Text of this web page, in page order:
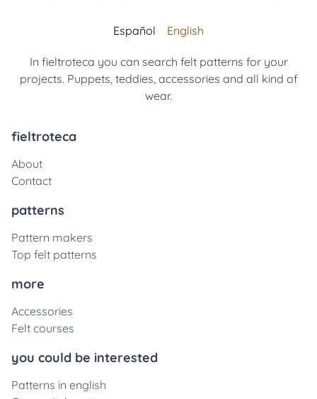
Español English
In fieltroteca you can search felt patterns for your
projects. Puppets, teddies, accessories and all kind of
wear.
fieltroteca
About
Contact
patterns
Pattern makers
Top felt patterns
more
Accessories
Felt courses
you could be interested
Patterns in english